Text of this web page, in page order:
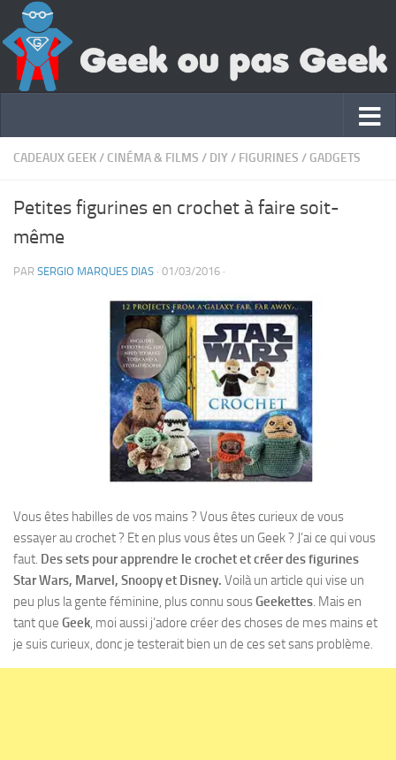
CADEAUX GEEK/ CINÉMA & FILMS / DIY/ FIGURINES / GADGETS
Petites figurines en crochet à faire soit-
même
PAR SERGIO MARQUES DIAS · 01/03/2016 ·
Vous êtes habilles de vos mains ? Vous êtes curieux de vous
essayer au crochet ? Et en plus vous êtes un Geek ? J’ai ce qui vous
faut. Des sets pour apprendre le crochet et créer des figurines
Star Wars, Marvel, Snoopy et Disney. Voilà un article qui vise un
peu plus la gente féminine, plus connu sousGeekettes. Mais en
tant que Geek, moi aussi j’adore créer des choses de mes mains et
je suis curieux, donc je testerait bien un de ces set sans problème.